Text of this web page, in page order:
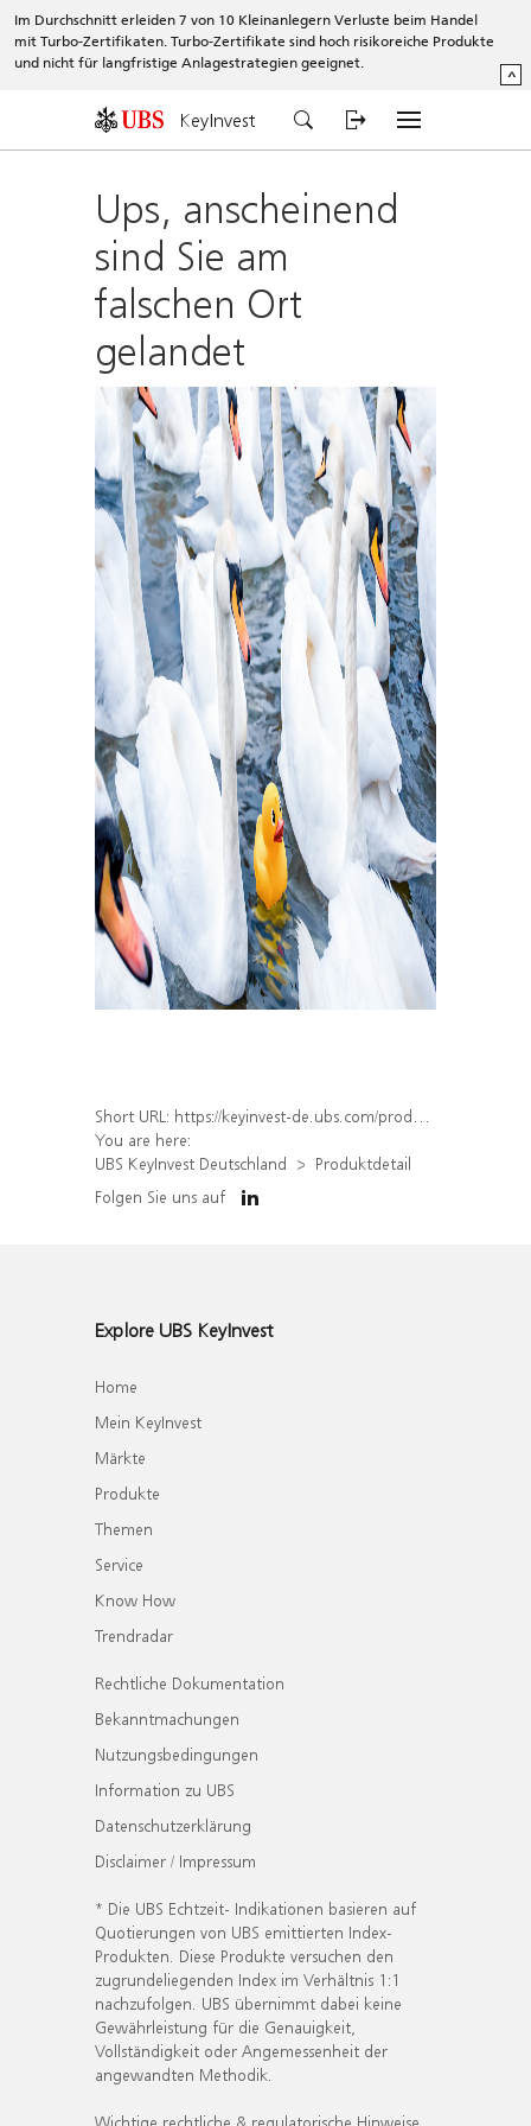
Im Durchschnitt erleiden 7 von 10 Kleinanlegern Verluste beim Handel
mit Turbo-Zertifikaten. Turbo-Zertifikate sind hoch risikoreiche Produkte
und nicht für langfristige Anlagestrategien geeignet.
^
KeyInvest
Ups, anscheinend
sind Sie am
falschen Ort
gelandet
Short URL: https://keyinvest-de.ubs.com/produkt/detail/index/isin/DE000WA7QJN6
You are here:
UBS KeyInvest Deutschland
Produktdetail
Folgen Sie uns auf
Explore UBS KeyInvest
Home
Mein KeyInvest
Märkte
Produkte
Themen
Service
Know How
Trendradar
Rechtliche Dokumentation
Bekanntmachungen
Nutzungsbedingungen
Information zu UBS
Datenschutzerklärung
Disclaimer / Impressum
* Die UBS Echtzeit- Indikationen basieren auf
Quotierungen von UBS emittierten Index-
Produkten. Diese Produkte versuchen den
zugrundeliegenden Index im Verhältnis 1:1
nachzufolgen. UBS übernimmt dabei keine
Gewährleistung für die Genauigkeit,
Vollständigkeit oder Angemessenheit der
angewandten Methodik.